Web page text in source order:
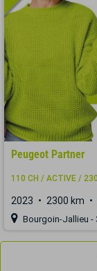
Peugeot Partner
110 CH / ACTIVE /
2023 2300 km
Bourgoin-Jallieu -